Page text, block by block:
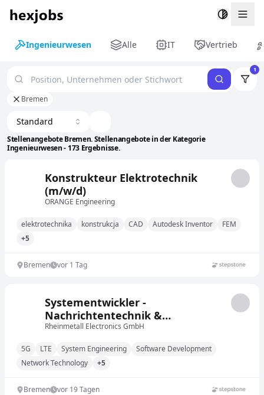
Ingenieurwesen Alle IT Vertrieb
1
Bremen
Stellenangebote Bremen. Stellenangebote in der Kategorie
Ingenieurwesen - 173 Ergebnisse.
Standard
Konstrukteur Elektrotechnik
(m/w/d)
ORANGE Engineering
elektrotechnika konstrukcja CAD Autodesk Inventor
FEM
+5
Bremen vor 1 Tag
Systementwickler -
Nachrichtentechnik &
Mobilkommunikation (m/w/d)
Rheinmetall Electronics GmbH
5G LTE System Engineering
Software Development
Network Technology
+5
Bremen vor 19 Tagen